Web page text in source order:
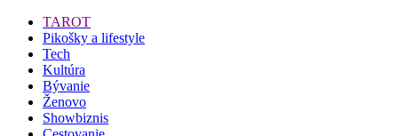
TAROT
Pikošky a lifestyle
Tech
Kultúra
Bývanie
Ženovo
Showbiznis